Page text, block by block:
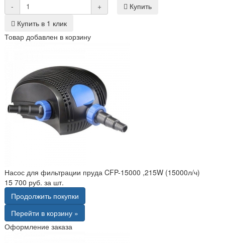
-
+
Купить
Купить в 1 клик
Товар добавлен в корзину
Насос для фильтрации пруда CFP-15000 ,215W (15000л/ч)
15 700 руб. за шт.
Продолжить покупки
Перейти в корзину »
Оформление заказа